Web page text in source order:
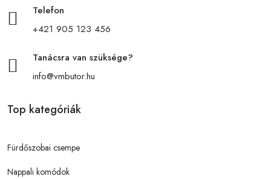
Telefon
+421 905 123 456
Tanácsra van szüksége?
info@vmbutor.hu
Top kategóriák
Fürdőszobai csempe
Nappali komódok